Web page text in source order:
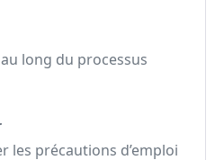
long du processus
les précautions d’emploi